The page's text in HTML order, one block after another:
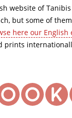
website of
but some of
here our English
prints